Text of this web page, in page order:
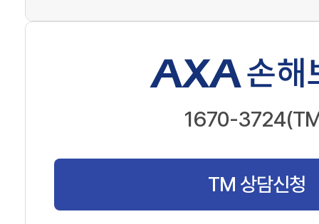
1670-
TM 상담신청